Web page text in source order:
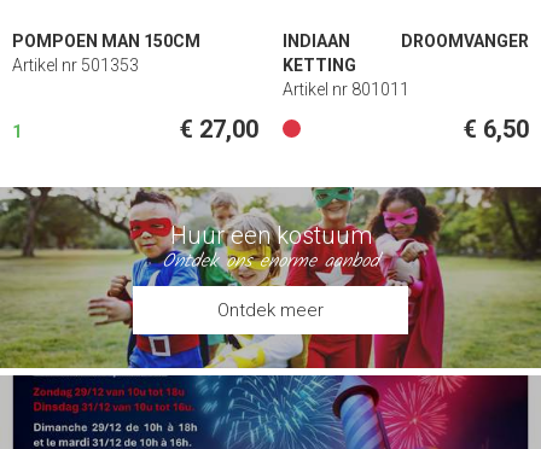
POMPOEN MAN 150CM
Artikel nr 501353
1 € 27,00
INDIAAN DROOMVANGER
KETTING
Artikel nr 801011
€ 6,50
Huur een kostuum
Ontdek ons enorme aanbod
Ontdek meer